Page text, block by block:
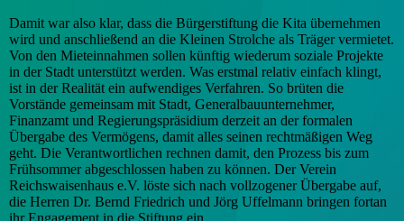
Damit war also klar, dass die Bürgerstiftung die Kita übernehmen
wird und anschließend an die Kleinen Strolche als Träger vermietet.
Von den Mieteinnahmen sollen künftig wiederum soziale Projekte
in der Stadt unterstützt werden. Was erstmal relativ einfach klingt,
ist in der Realität ein aufwendiges Verfahren. So brüten die
Vorstände gemeinsam mit Stadt, Generalbauunternehmer,
Finanzamt und Regierungspräsidium derzeit an der formalen
Übergabe des Vermögens, damit alles seinen rechtmäßigen Weg
geht. Die Verantwortlichen rechnen damit, den Prozess bis zum
Frühsommer abgeschlossen haben zu können. Der Verein
Reichswaisenhaus e.V. löste sich nach vollzogener Übergabe auf,
die Herren Dr. Bernd Friedrich und Jörg Uffelmann bringen fortan